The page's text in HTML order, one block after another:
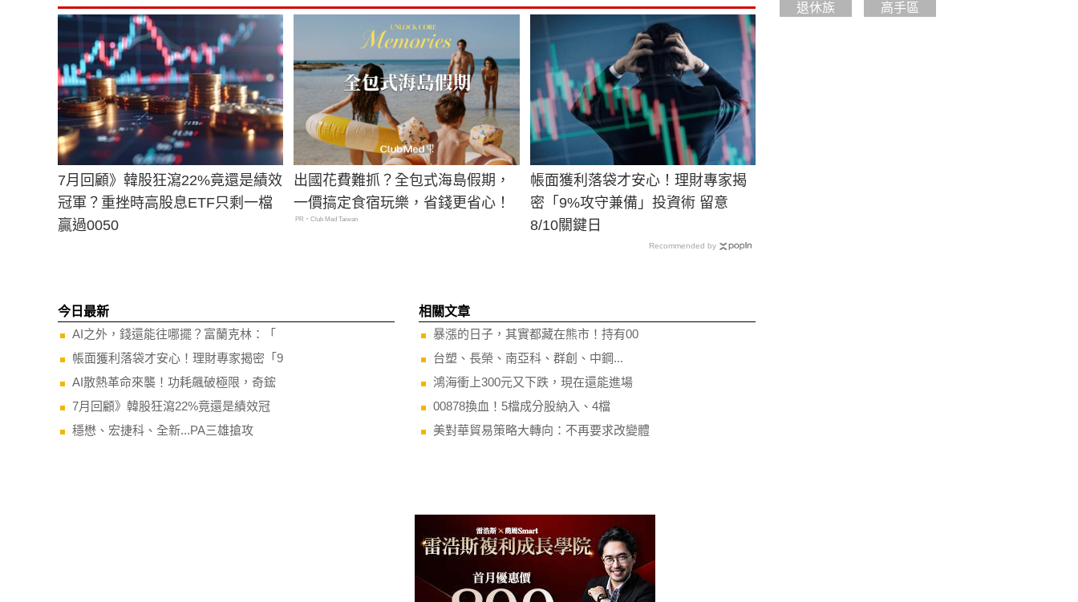
7月回顧》韓股狂瀉22%竟還是績效
冠軍？重挫時高股息ETF只剩一檔
贏過0050
出國花費難抓？全包式海島假期，
一價搞定食宿玩樂，省錢更省心！
PR・Club Med Taiwan
帳面獲利落袋才安心！理財專家揭
密「9%攻守兼備」投資術 留意
8/10關鍵日
Recommended by
今日最新
AI之外，錢還能往哪擺？富蘭克林：「
帳面獲利落袋才安心！理財專家揭密「9
AI散熱革命來襲！功耗飆破極限，奇鋐
7月回顧》韓股狂瀉22%竟還是績效冠
穩懋、宏捷科、全新...PA三雄搶攻
相關文章
暴漲的日子，其實都藏在熊市！持有00
台塑、長榮、南亞科、群創、中鋼...
鴻海衝上300元又下跌，現在還能進場
00878換血！5檔成分股納入、4檔
美對華貿易策略大轉向：不再要求改變體
退休族 高手區